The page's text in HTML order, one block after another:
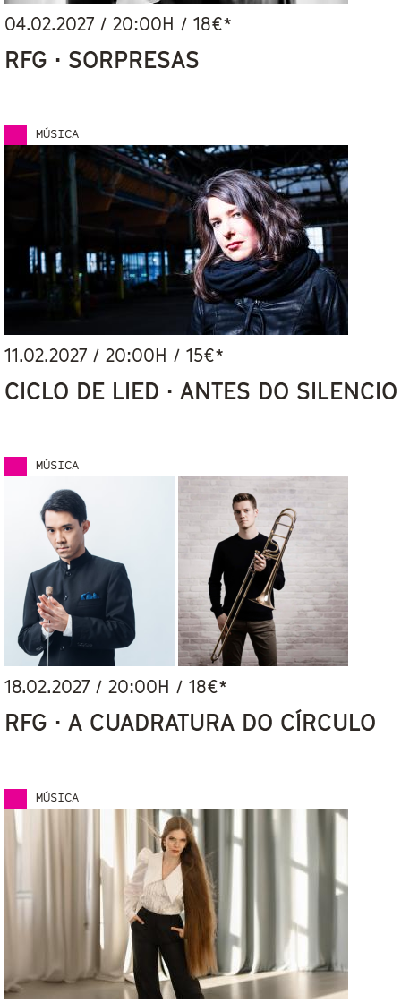
04.02.2027 /20:00H / 18€*
RFG · SORPRESAS
MÚSICA
11.02.2027 /20:00H / 15€*
CICLO DE LIED · ANTES DO SILENCIO
MÚSICA
18.02.2027 /20:00H / 18€*
RFG · A CUADRATURA DO CÍRCULO
MÚSICA